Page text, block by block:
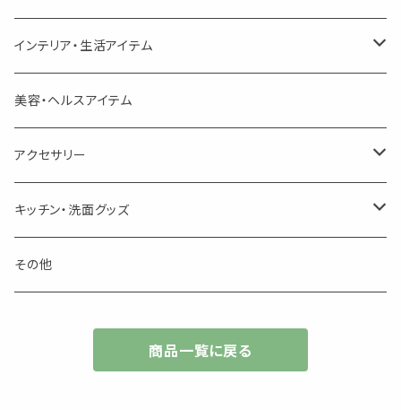
箱入りアソート
ポンプ式ボトル
リップ容器
スクリュー容器
チューブ
スライドケース
ブレンド
キャリアオイル・ワックス
道具
お香・サシェ・キャンドル
線香
サシェ・香り袋
ディフューザー
アロマオイルウォーマー
アロマストーン
デザインクリップ
記号（ハート,星,etc）
音楽・楽器
ページオープナー・ワイドクリップ
ポストカード・メッセージカード
フック・マグネット・画鋲
ステッカー・マスキングテープ・付箋
インテリア・生活アイテム
オブジェ
キャンドル・お香
ウォールアイテム
フック・マグネット・画鋲
収納・小物トレー
美容・ヘルスアイテム
アクセサリー
ブローチ・ピンバッチ
ピアス
キッチン・洗面グッズ
カトラリー
その他
商品一覧に戻る